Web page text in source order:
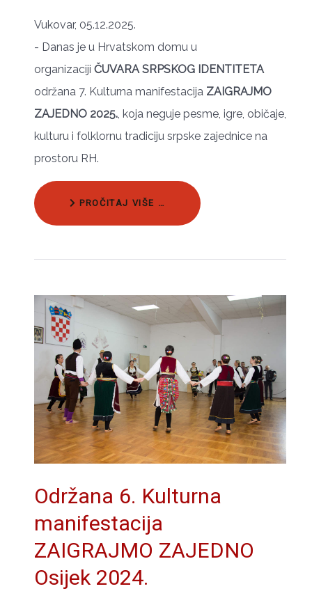
Vukovar, 05.12.2025.
- Danas je u Hrvatskom domu u
organizaciji ČUVARA SRPSKOG IDENTITETA
održana 7. Kulturna manifestacija ZAIGRAJMO
ZAJEDNO 2025., koja neguje pesme, igre, običaje,
kulturu i folklornu tradiciju srpske zajednice na
prostoru RH.
PROČITAJ VIŠE …
Održana 6. Kulturna
manifestacija
ZAIGRAJMO ZAJEDNO
Osijek 2024.